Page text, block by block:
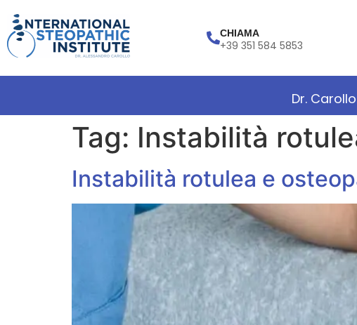
CHIAMA
+39 351 584 5853
Dr. Carollo
Tag: Instabilità
Instabilità rotulea e